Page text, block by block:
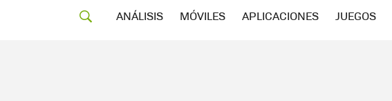
ANÁLISIS MÓVILES APLICACIONES JUEGOS